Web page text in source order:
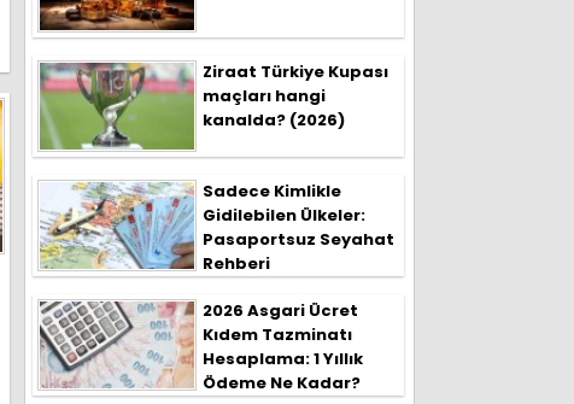
Ziraat Türkiye Kupası
maçları hangi
kanalda? (2026)
Sadece Kimlikle
Gidilebilen Ülkeler:
Pasaportsuz Seyahat
Rehberi
2026 Asgari Ücret
Kıdem Tazminatı
Hesaplama: 1 Yıllık
Ödeme Ne Kadar?